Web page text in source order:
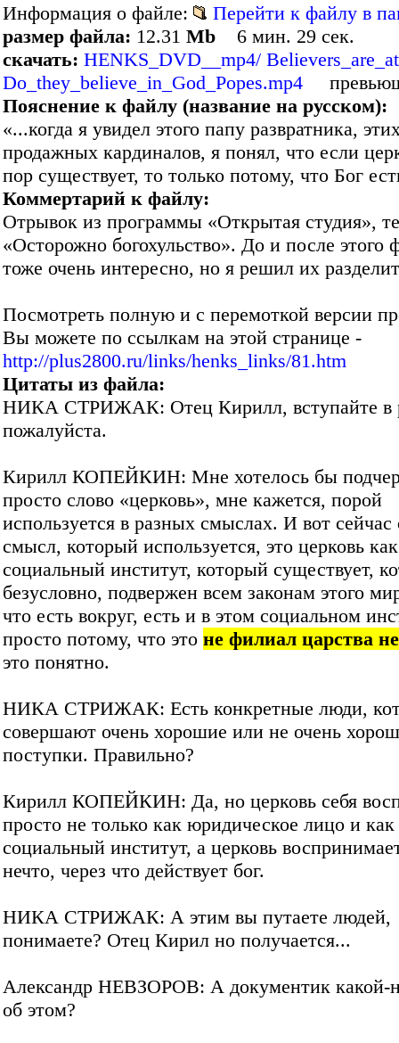
Информация о файле:
Перейти к файлу в
размер файла: 12.31 Mb 6 мин. 29 сек.
скачать: HENKS_DVD__mp4/
Do_they_believe_in_God_Popes.mp4
Пояснение к файлу (название на русском):
«...когда я увидел этого папу развратника,
продажных кардиналов, я понял, что если
пор существует, то только потому, что Бог
Коммертарий к файлу:
Отрывок из программы «Открытая студия»,
«Осторожно богохульство». До и после этого
тоже очень интересно, но я решил их
Посмотреть полную и с перемоткой версии
Вы можете по ссылкам на этой странице -
http://plus2800.ru/links/henks_links/81.htm
Цитаты из файла:
НИКА СТРИЖАК: Отец Кирилл, вступайте в
пожалуйста.
Кирилл КОПЕЙКИН: Мне хотелось бы
просто слово «церковь», мне кажется, порой
используется в разных смыслах. И вот сейчас
смысл, который используется, это церковь
социальный институт, который существует,
безусловно, подвержен всем законам этого
что есть вокруг, есть и в этом социальном
просто потому, что это не филиал царства
это понятно.
НИКА СТРИЖАК: Есть конкретные люди,
совершают очень хорошие или не очень
поступки. Правильно?
Кирилл КОПЕЙКИН: Да, но церковь себя
просто не только как юридическое лицо и как
социальный институт, а церковь
нечто, через что действует бог.
НИКА СТРИЖАК: А этим вы путаете людей,
понимаете? Отец Кирил но получается...
Александр НЕВЗОРОВ: А документик какой-
об этом?